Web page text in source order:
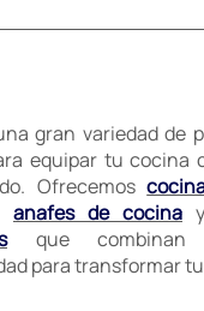
gran variedad de
equipar tu cocina
Ofrecemos
anafes de cocina y
que combinan
para transformar